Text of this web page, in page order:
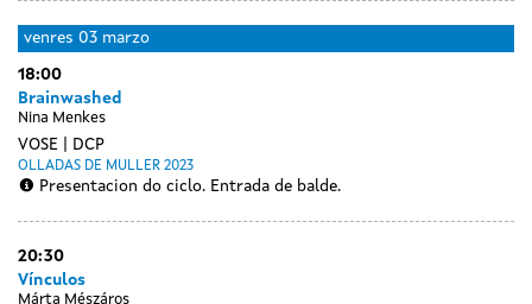
venres 03 marzo
18:00
Brainwashed
Nina Menkes
VOSE DCP
OLLADAS DE MULLER 2023
Presentacion do ciclo. Entrada de balde.
20:30
Vínculos
Márta Mészáros